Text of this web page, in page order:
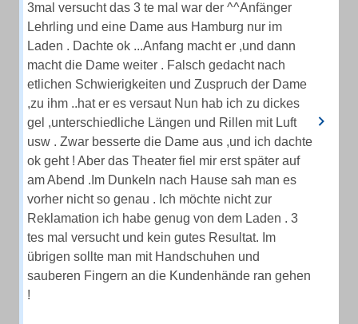
3mal versucht das 3 te mal war der ^^Anfänger
Lehrling und eine Dame aus Hamburg nur im
Laden . Dachte ok ...Anfang macht er ,und dann
macht die Dame weiter . Falsch gedacht nach
etlichen Schwierigkeiten und Zuspruch der Dame
,zu ihm ..hat er es versaut Nun hab ich zu dickes
gel ,unterschiedliche Längen und Rillen mit Luft
usw . Zwar besserte die Dame aus ,und ich dachte
ok geht ! Aber das Theater fiel mir erst später auf
am Abend .Im Dunkeln nach Hause sah man es
vorher nicht so genau . Ich möchte nicht zur
Reklamation ich habe genug von dem Laden . 3
tes mal versucht und kein gutes Resultat. Im
übrigen sollte man mit Handschuhen und
sauberen Fingern an die Kundenhände ran gehen
!